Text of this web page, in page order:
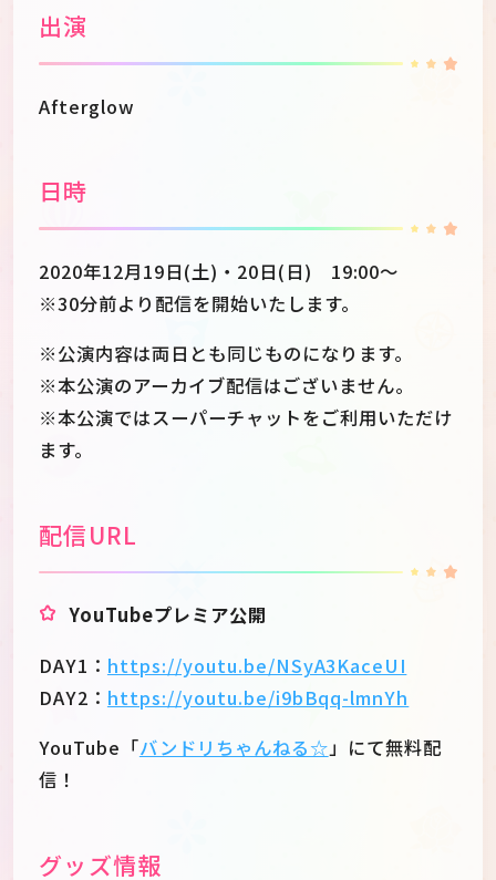
出演
Afterglow
日時
2020年12月19日(土)・20日(日) 19:00～
※30分前より配信を開始いたします。
※公演内容は両日とも同じものになります。
※本公演のアーカイブ配信はございません。
※本公演ではスーパーチャットをご利用いただけ
ます。
配信URL
YouTubeプレミア公開
DAY1： https://youtu.be/NSyA3KaceUI
DAY2： https://youtu.be/i9bBqq-lmnYh
YouTube「バンドリちゃんねる☆」にて無料配
信！
グッズ情報